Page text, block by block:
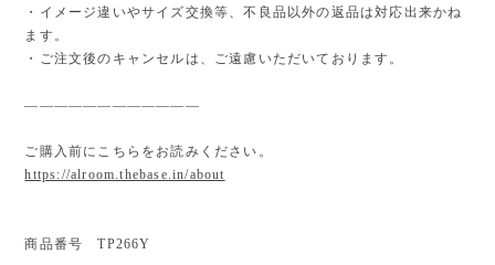
・イメージ違いやサイズ交換等、不良品以外の返品は対応出来かね
ます。
・ご注文後のキャンセルは、ご遠慮いただいております。
————————————
ご購入前にこちらをお読みください。
https://alroom.thebase.in/about
商品番号 TP266Y